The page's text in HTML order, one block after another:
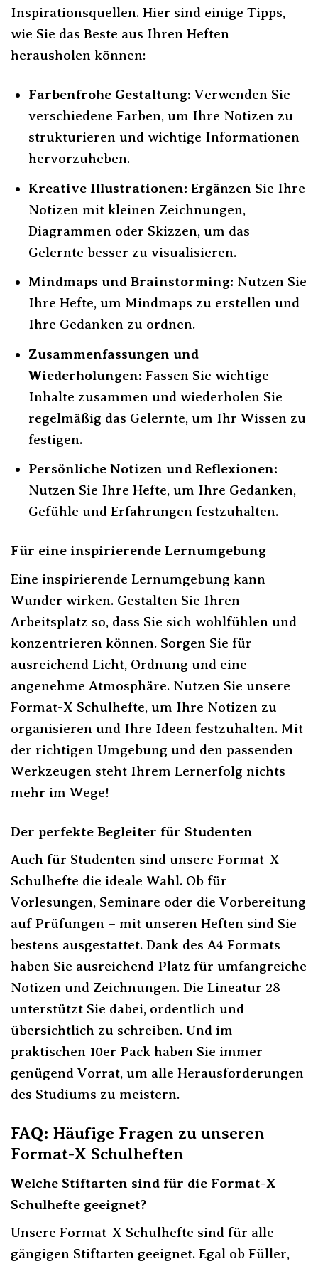
Inspirationsquellen. Hier sind einige Tipps,
wie Sie das Beste aus Ihren Heften
herausholen können:
Farbenfrohe Gestaltung: Verwenden Sie
verschiedene Farben, um Ihre Notizen zu
strukturieren und wichtige Informationen
hervorzuheben.
Kreative Illustrationen: Ergänzen Sie Ihre
Notizen mit kleinen Zeichnungen,
Diagrammen oder Skizzen, um das
Gelernte besser zu visualisieren.
Mindmaps und Brainstorming: Nutzen Sie
Ihre Hefte, um Mindmaps zu erstellen und
Ihre Gedanken zu ordnen.
Zusammenfassungen und
Wiederholungen: Fassen Sie wichtige
Inhalte zusammen und wiederholen Sie
regelmäßig das Gelernte, um Ihr Wissen zu
festigen.
Persönliche Notizen und Reflexionen:
Nutzen Sie Ihre Hefte, um Ihre Gedanken,
Gefühle und Erfahrungen festzuhalten.
Für eine inspirierende Lernumgebung
Eine inspirierende Lernumgebung kann
Wunder wirken. Gestalten Sie Ihren
Arbeitsplatz so, dass Sie sich wohlfühlen und
konzentrieren können. Sorgen Sie für
ausreichend Licht, Ordnung und eine
angenehme Atmosphäre. Nutzen Sie unsere
Format-X Schulhefte, um Ihre Notizen zu
organisieren und Ihre Ideen festzuhalten. Mit
der richtigen Umgebung und den passenden
Werkzeugen steht Ihrem Lernerfolg nichts
mehr im Wege!
Der perfekte Begleiter für Studenten
Auch für Studenten sind unsere Format-X
Schulhefte die ideale Wahl. Ob für
Vorlesungen, Seminare oder die Vorbereitung
auf Prüfungen – mit unseren Heften sind Sie
bestens ausgestattet. Dank des A4 Formats
haben Sie ausreichend Platz für umfangreiche
Notizen und Zeichnungen. Die Lineatur 28
unterstützt Sie dabei, ordentlich und
übersichtlich zu schreiben. Und im
praktischen 10er Pack haben Sie immer
genügend Vorrat, um alle Herausforderungen
des Studiums zu meistern.
FAQ: Häufige Fragen zu unseren
Format-X Schulheften
Welche Stiftarten sind für die Format-X
Schulhefte geeignet?
Unsere Format-X Schulhefte sind für alle
gängigen Stiftarten geeignet. Egal ob Füller,